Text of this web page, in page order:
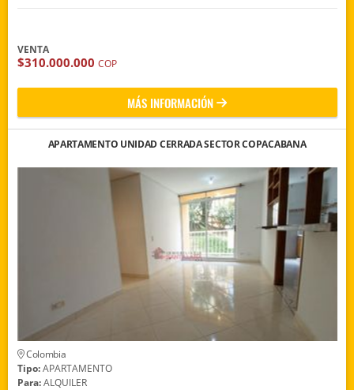
VENTA
$310.000.000 COP
MÁS INFORMACIÓN
APARTAMENTO UNIDAD CERRADA SECTOR COPACABANA
Colombia
Tipo:APARTAMENTO
Para:ALQUILER